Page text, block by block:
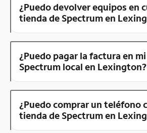
¿Puedo devolver equipos en
tienda de Spectrum en
¿Puedo pagar la factura en
Spectrum local en Lexington?
¿Puedo comprar un teléfono
tienda de Spectrum en